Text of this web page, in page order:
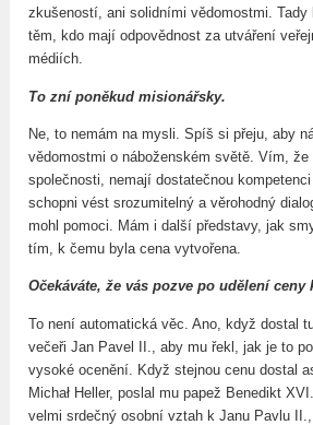
zkušeností, ani solidními vědomostmi.
těm, kdo mají odpovědnost za utváření
médiích.
To zní poněkud misionářsky.
Ne, to nemám na mysli. Spíš si přeju, aby
vědomostmi o náboženském světě. Vím,
společnosti, nemají dostatečnou
schopni vést srozumitelný a věrohodný
mohl pomoci. Mám i další představy, jak
tím, k čemu byla cena vytvořena.
Očekáváte, že vás pozve po udělení ceny
To není automatická věc. Ano, když dostal
večeři Jan Pavel II., aby mu řekl, jak je to
vysoké ocenění. Když stejnou cenu dostal
Michał Heller, poslal mu papež Benedikt
velmi srdečný osobní vztah k Janu Pavlu